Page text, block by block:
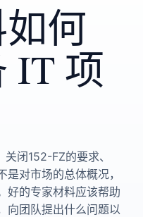
何
IT 项
闭152-FZ的要求、
对市场的总体概况，
好的专家材料应该帮助
向团队提出什么问题以